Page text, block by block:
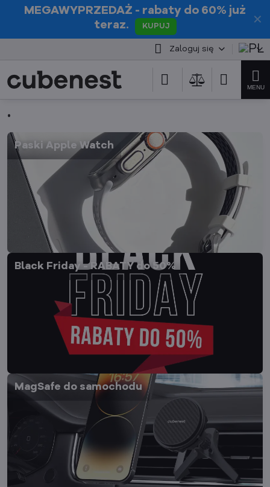
✕
MEGAWYPRZEDAŻ - rabaty do 60% już
teraz.
KUPUJ
Zaloguj się
.
Paski Apple Watch
Black Friday - RABATY do 50%
MagSafe do samochodu